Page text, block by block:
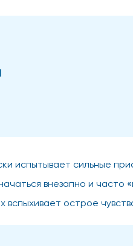
испытывает сильные
внезапно и часто
острое